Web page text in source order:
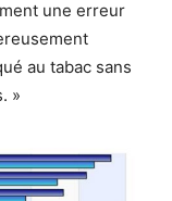
une erreur
au tabac sans
»